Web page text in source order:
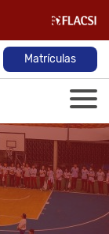
Matrículas